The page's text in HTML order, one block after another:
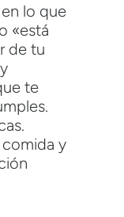
lo que
«está
de tu
te
y